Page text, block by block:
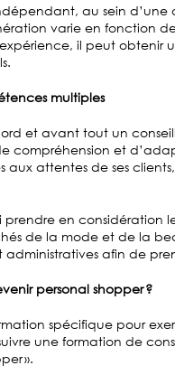
au sein
varie en fonction
il peut obtenir
multiples
et avant tout un
compréhension et
attentes de ses
prendre en
de la mode et de la
administratives afin de
personal shopper ?
spécifique pour
une formation de
».